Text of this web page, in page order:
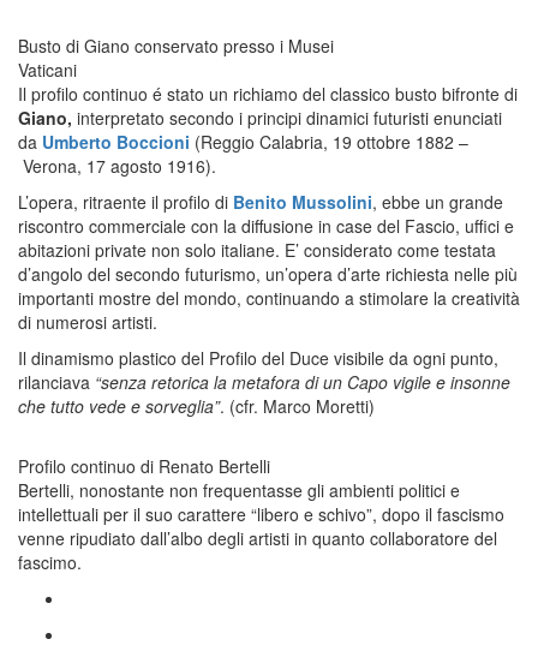
Busto di Giano conservato presso i Musei
Vaticani
Il profilo continuo é stato un richiamo del classico busto bifronte di
Giano, interpretato secondo i principi dinamici futuristi enunciati
da Umberto Boccioni (Reggio Calabria, 19 ottobre 1882 –
Verona, 17 agosto 1916).
L’opera, ritraente il profilo di Benito Mussolini, ebbe un grande
riscontro commerciale con la diffusione in case del Fascio, uffici e
abitazioni private non solo italiane. E’ considerato come testata
d’angolo del secondo futurismo, un’opera d’arte richiesta nelle più
importanti mostre del mondo, continuando a stimolare la creatività
di numerosi artisti.
Il dinamismo plastico del Profilo del Duce visibile da ogni punto,
rilanciava “senza retorica la metafora di un Capo vigile e insonne
che tutto vede e sorveglia”. (cfr. Marco Moretti)
Profilo continuo di Renato Bertelli
Bertelli, nonostante non frequentasse gli ambienti politici e
intellettuali per il suo carattere “libero e schivo”, dopo il fascismo
venne ripudiato dall’albo degli artisti in quanto collaboratore del
fascimo.